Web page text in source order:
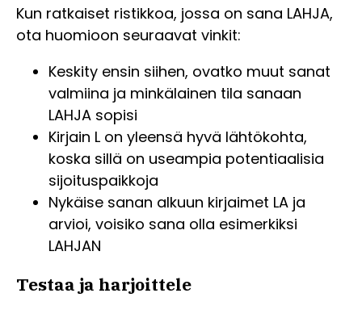
Kun ratkaiset ristikkoa, jossa on sana LAHJA,
ota huomioon seuraavat vinkit:
Keskity ensin siihen, ovatko muut sanat
valmiina ja minkälainen tila sanaan
LAHJA sopisi
Kirjain L on yleensä hyvä lähtökohta,
koska sillä on useampia potentiaalisia
sijoituspaikkoja
Nykäise sanan alkuun kirjaimet LA ja
arvioi, voisiko sana olla esimerkiksi
LAHJAN
Testaa ja harjoittele